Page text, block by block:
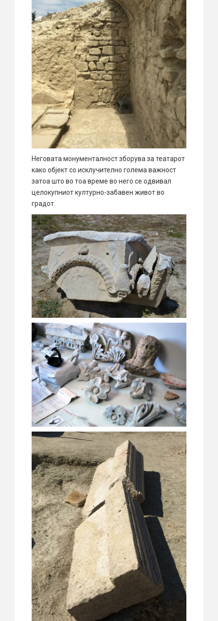
Неговата монументалност зборува за театарот
како објект со исклучително голема важност
затоа што во тоа време во него се одвивал
целокупниот културно-забавен живот во
градот.